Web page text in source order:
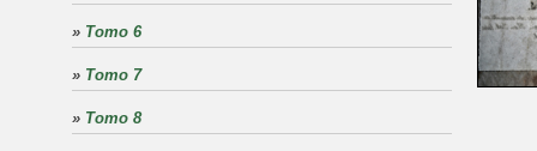
» Tomo 6
» Tomo 7
» Tomo 8